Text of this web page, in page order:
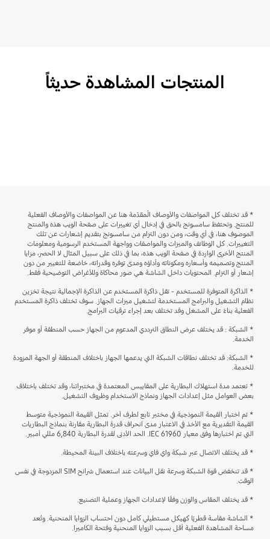
المنتجات المشاهدة حديثاً
* قد تختلف كل المواصفات والأوصاف المُقدّمة هنا عن المواصفات والأوصاف الفعلية
للمنتج. وتحتفظ سامسونج بالحق في إدخال أي تغييرات على صفحة الويب هذه والمنتج
الموصوف هنا، في أي وقت، ومن دون التزام من سامسونج بتقديم إشعارات عن تلك
التغييرات. كل الوظائف والميزات والمواصفات وواجهة المستخدم الرسومية ومعلومات
المنتج الأخرى الواردة في صفحة الويب هذه، بما في ذلك على سبيل المثال لا الحصر، مزايا
المنتج وتصميمه وأسعاره ومكوناته وأداؤه ومدى توفره وقدراته، خاضعة للتغيير من دون
إشعار أو التزام. المحتويات داخل الشاشة هي صور محاكاة وللأغراض التوضيحية فقط.
* الذاكرة المتوفرة للمستخدم - تقل ذاكرة المستخدم عن الذاكرة الإجمالية نتيجة تخزين
نظام التشغيل والبرامج المستخدمة لتشغيل ميزات الجهاز. سوف تختلف ذاكرة المستخدم
الفعلية بناءً على المشغل وقد تختلف بعد إجراء ترقيات البرامج.
* الشبكة : قد يختلف عرض النطاق الترددي المدعوم من الجهاز حسب المنطقة أو موفر
الخدمة.
* الشبكة: قد تختلف نطاقات الشبكة التي يدعمها الجهاز باختلاف المنطقة أو الجهة المزودة
للخدمة.
* تعتمد مدة استهلاك البطارية على المقاييس المعتمدة في مختبراتنا، وقد تختلف باختلاف
بعض العوامل مثل إعدادات الجهاز ونماذج الاستخدام وظروف التشغيل.
* تم اختبار القيمة النموذجية في مختبر تابع لطرف آخر. تمثل القيمة النموذجية متوسط
القيمة التقديرية مع الأخذ في الاعتبار مدى انحراف قدرة البطارية مقارنة بنماذج البطاريات
التي تم اختبارها وفق معيار IEC 61960. الحد الأدنى لقدرة البطارية 6,840 مللي أمبير.
* قد يختلف الاتصال عبر شبكة واي فاي وسرعته باختلاف البيئة المحيطة.
* قد تنخفض قوة الشبكة وسرعة نقل البيانات عند استعمال شرائح SIM المزدوجة في نفس
الوقت.
* قد يختلف المقاس والوزن وفقًا لإعدادات الجهاز وعملية التصنيع.
* الشاشة مقاسة قطريًا كهيكل مستطيلي كامل دون احتساب الزوايا المنحنية. وتُعد
مساحة المشاهدة الفعلية أقل بسبب الزوايا المنحنية وفتحة الكاميرا.